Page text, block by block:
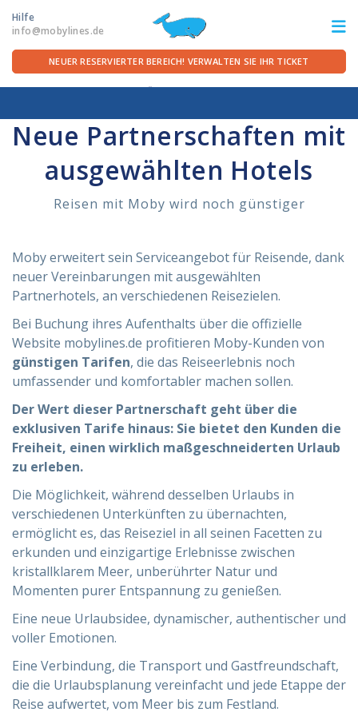
Hilfe
info@mobylines.de
ITA FRA DEU ENG
STRECKEN
ANGEBOTE
FÜR DIE ÜBERFAHRT
SERVICE AN BORD
DIE REEDEREI
HILFE
HilfeOnline
Hilfeinfo@mobylines.de
NEUER RESERVIERTER BEREICH! VERWALTEN SIE IHR TICKET
Startseite/Für die Überfahrt/Buchen Sie Ihr Hotel
Neue Partnerschaften mit
ausgewählten Hotels
Reisen mit Moby wird noch günstiger
Moby erweitert sein Serviceangebot für Reisende, dank
neuer Vereinbarungen mit ausgewählten
Partnerhotels, an verschiedenen Reisezielen.
Bei Buchung ihres Aufenthalts über die offizielle
Website mobylines.de profitieren Moby-Kunden von
günstigen Tarifen, die das Reiseerlebnis noch
umfassender und komfortabler machen sollen.
Der Wert dieser Partnerschaft geht über die
exklusiven Tarife hinaus: Sie bietet den Kunden die
Freiheit, einen wirklich maßgeschneiderten Urlaub
zu erleben.
Die Möglichkeit, während desselben Urlaubs in
verschiedenen Unterkünften zu übernachten,
ermöglicht es, das Reiseziel in all seinen Facetten zu
erkunden und einzigartige Erlebnisse zwischen
kristallklarem Meer, unberührter Natur und
Momenten purer Entspannung zu genießen.
Eine neue Urlaubsidee, dynamischer, authentischer und
voller Emotionen.
Eine Verbindung, die Transport und Gastfreundschaft,
die die Urlaubsplanung vereinfacht und jede Etappe der
Reise aufwertet, vom Meer bis zum Festland.